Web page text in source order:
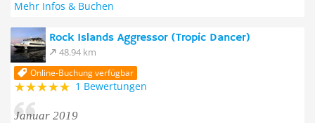
Mehr Infos & Buchen
Rock Islands Aggressor (Tropic Dancer)
48.94 km
Online-Buchung verfügbar
1 Bewertungen
Januar 2019